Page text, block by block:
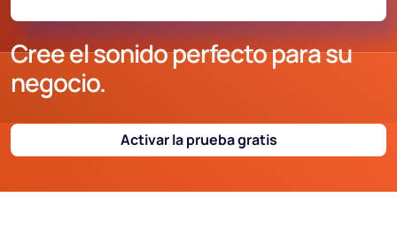
Cree el sonido perfecto para su
negocio.
Activar la prueba gratis